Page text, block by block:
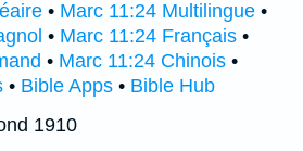
• Marc 11:24 Multilingue •
• Marc 11:24 Français •
• Marc 11:24 Chinois •
• Bible Apps • Bible Hub
1910